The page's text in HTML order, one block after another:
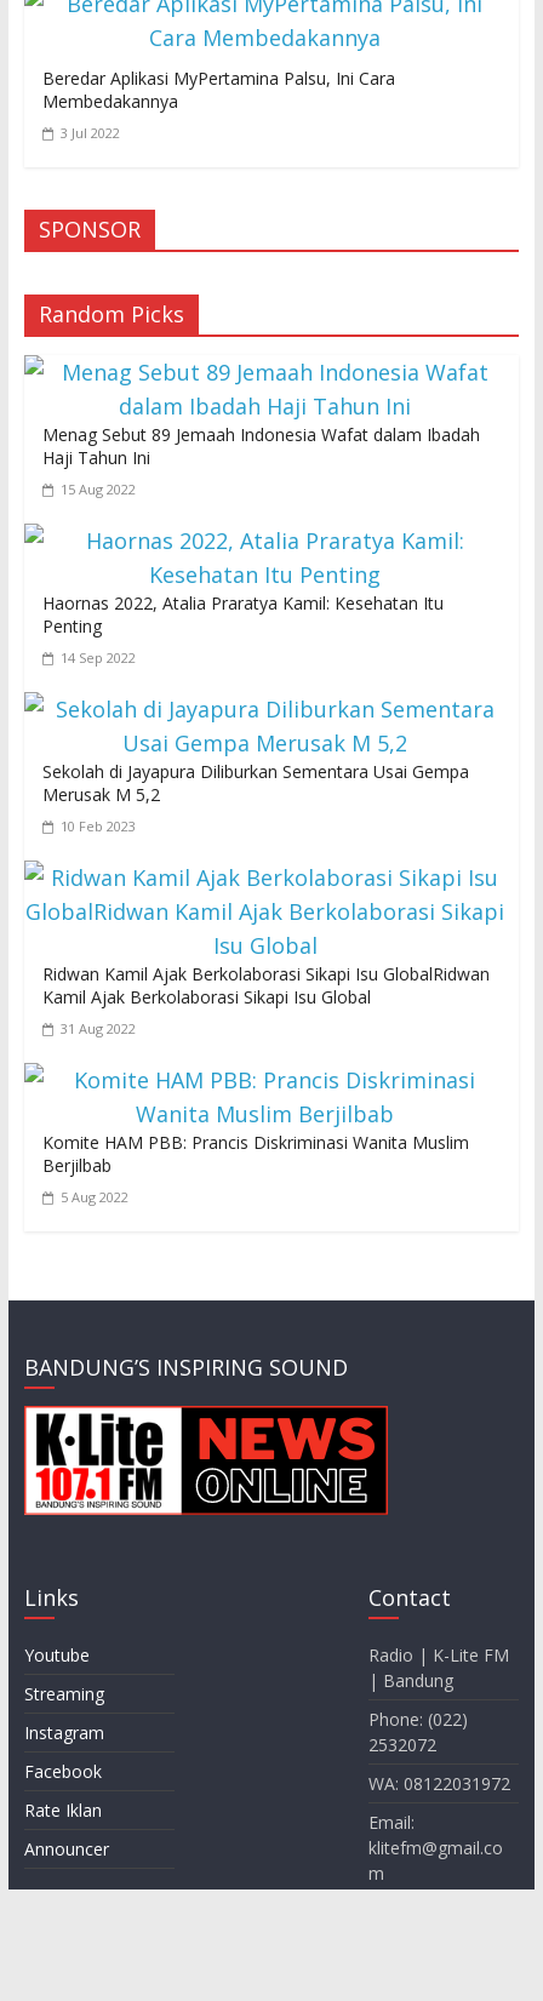
Beredar Aplikasi MyPertamina Palsu, Ini Cara
Membedakannya
3 Jul 2022
SPONSOR
Random Picks
Menag Sebut 89 Jemaah Indonesia Wafat dalam Ibadah
Haji Tahun Ini
15 Aug 2022
Haornas 2022, Atalia Praratya Kamil: Kesehatan Itu
Penting
14 Sep 2022
Sekolah di Jayapura Diliburkan Sementara Usai Gempa
Merusak M 5,2
10 Feb 2023
Ridwan Kamil Ajak Berkolaborasi Sikapi Isu GlobalRidwan
Kamil Ajak Berkolaborasi Sikapi Isu Global
31 Aug 2022
Komite HAM PBB: Prancis Diskriminasi Wanita Muslim
Berjilbab
5 Aug 2022
BANDUNG’S INSPIRING SOUND
Links
Youtube
Streaming
Instagram
Facebook
Rate Iklan
Announcer
Contact
Radio | K-Lite FM
| Bandung
Phone: (022)
2532072
WA: 08122031972
Email:
klitefm@gmail.co
m